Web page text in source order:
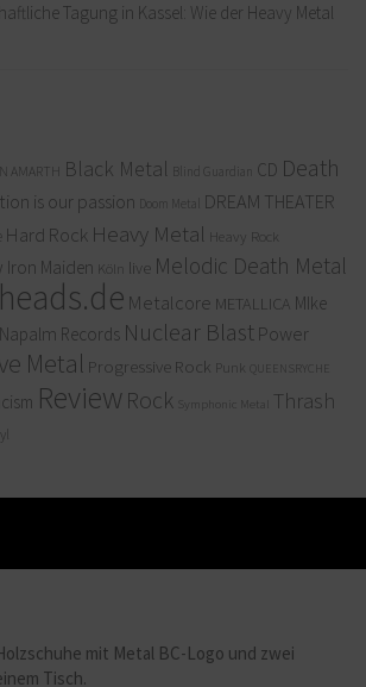
Tagung in Kassel: Wie der Heavy Metal
AMARTH Black Metal Blind Guardian CD Death
is our passion Doom Metal DREAM THEATER
Hard Rock Heavy Metal Heavy Rock
Iron Maiden Köln live Melodic Death Metal
Metalcore METALLICA MIke
Napalm Records Nuclear Blast Power
Metal Progressive Rock Punk QUEENSRYCHE
Review Rock Symphonic Metal
Thrash